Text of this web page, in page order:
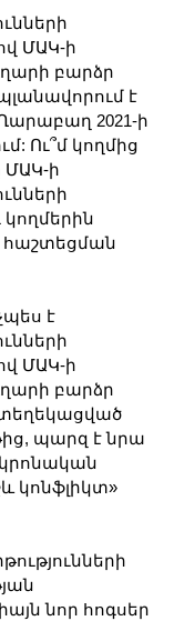
ՄԱԿ-ի
բարձր
է
Ղարաբաղ 2021-ի
Ու՞մ կողմից
ՄԱԿ-ի
կողմերին
հաշտեցման
է
ՄԱԿ-ի
բարձր
տեղեկացված
պարզ է նրա
կրոնական
կոնֆլիկտ»
նոր հոգսեր